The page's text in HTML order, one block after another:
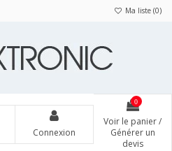
Ma liste (0)
Connexion
0
Voir le panier /
Générer un
devis